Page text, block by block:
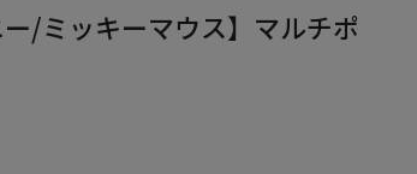
ー/ミッキーマウス】マルチポ